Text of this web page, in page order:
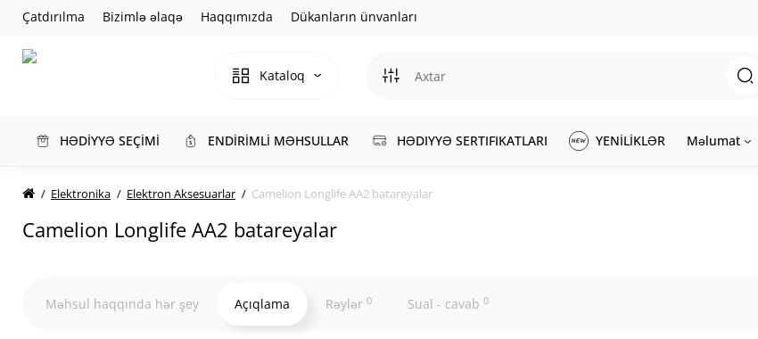
Çatdırılma Bizimlə əlaqə Haqqımızda Dükanların ünvanları
Kataloq
HƏDİYYƏ SEÇİMİ ENDİRİMLİ MƏHSULLAR HƏDIYYƏ SERTIFIKATLARI YENİLİKLƏR Məlumat
Elektronika Elektron Aksesuarlar Camelion Longlife AA2 batareyalar
Camelion Longlife AA2 batareyalar
Məhsul haqqında hər şey Açıqlama Rəylər 0 Sual - cavab 0